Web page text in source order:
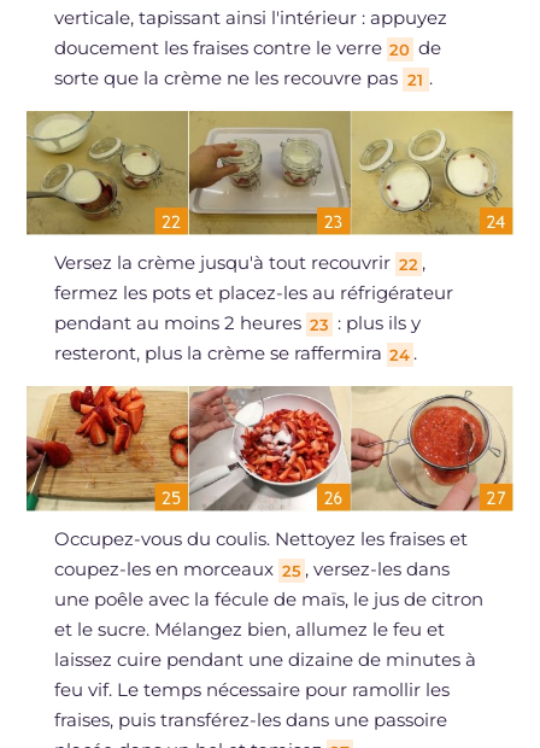
verticale, tapissant ainsi l'intérieur : appuyez
doucement les fraises contre le verre 20 de
sorte que la crème ne les recouvre pas 21 .
Versez la crème jusqu'à tout recouvrir 22 ,
fermez les pots et placez-les au réfrigérateur
pendant au moins 2 heures 23 : plus ils y
resteront, plus la crème se raffermira 24 .
Occupez-vous du coulis. Nettoyez les fraises et
coupez-les en morceaux 25 , versez-les dans
une poêle avec la fécule de maïs, le jus de citron
et le sucre. Mélangez bien, allumez le feu et
laissez cuire pendant une dizaine de minutes à
feu vif. Le temps nécessaire pour ramollir les
fraises, puis transférez-les dans une passoire